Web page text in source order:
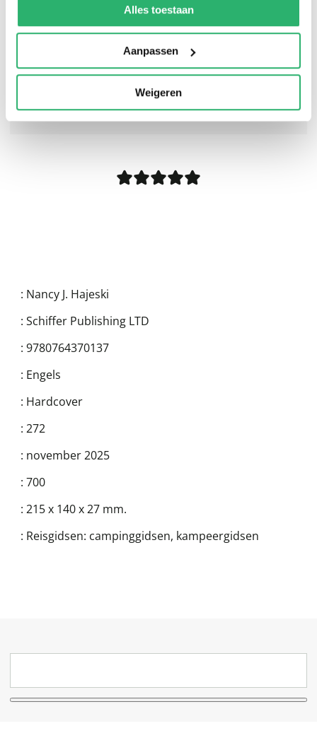
kunnen ontvangen en verwerken.
Alles toestaan
Aanpassen
Weigeren
0|0
: Nancy J. Hajeski
: Schiffer Publishing LTD
: 9780764370137
: Engels
: Hardcover
: 272
: november 2025
: 700
: 215 x 140 x 27 mm.
: Reisgidsen: campinggidsen, kampeergidsen